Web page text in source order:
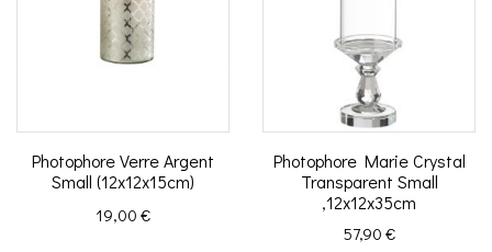
Photophore Verre Argent
Small (12x12x15cm)
Prix
19,00 €
Photophore Marie Crystal
Transparent Small
,12x12x35cm
Prix
57,90 €